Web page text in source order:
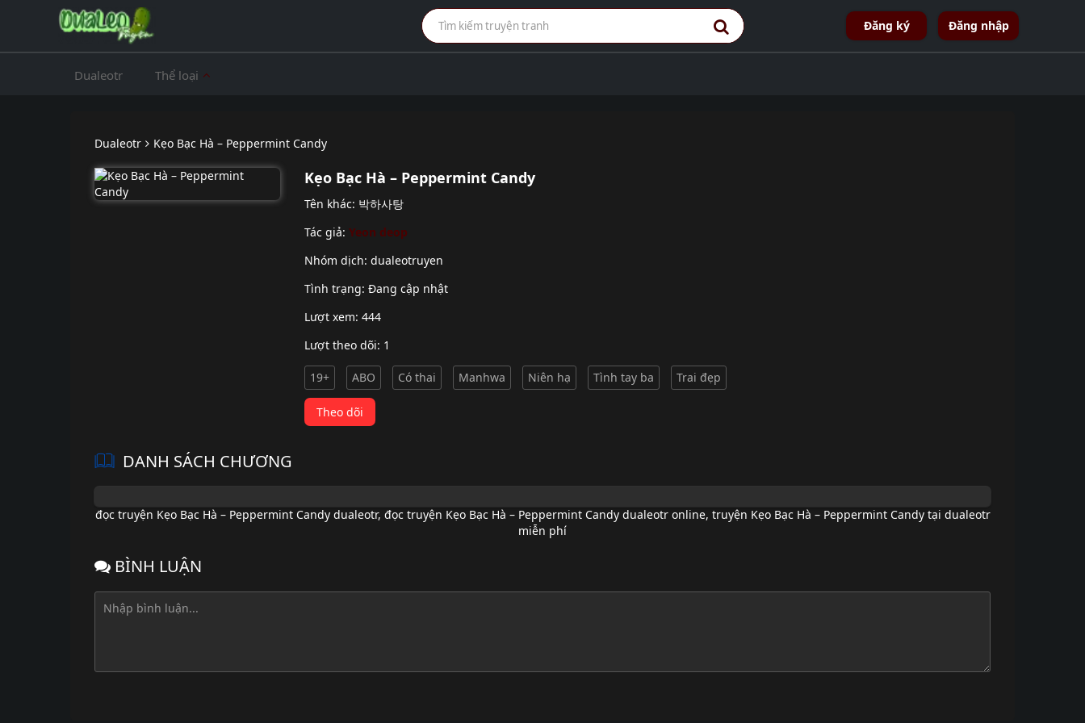
Đăng ký Đăng nhập
Dualeotr Thể loại
Dualeotr Kẹo Bạc Hà – Peppermint Candy
Kẹo Bạc Hà – Peppermint Candy
Tên khác: 박하사탕
Tác giả: Yeon deop
Nhóm dịch: dualeotruyen
Tình trạng: Đang cập nhật
Lượt xem: 444
Lượt theo dõi: 1
19+ ABO Có thai Manhwa Niên hạ Tình tay ba Trai đẹp
Theo dõi
DANH SÁCH CHƯƠNG
đọc truyện Kẹo Bạc Hà – Peppermint Candy dualeotr, đọc truyện Kẹo Bạc Hà – Peppermint Candy dualeotr online, truyện Kẹo Bạc Hà – Peppermint Candy tại dualeotr
miễn phí
BÌNH LUẬN